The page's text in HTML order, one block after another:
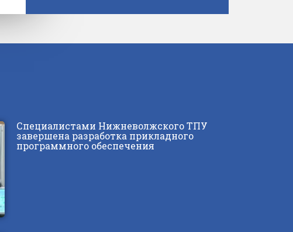
Специалистами Нижневолжского ТПУ
завершена разработка прикладного
программного обеспечения